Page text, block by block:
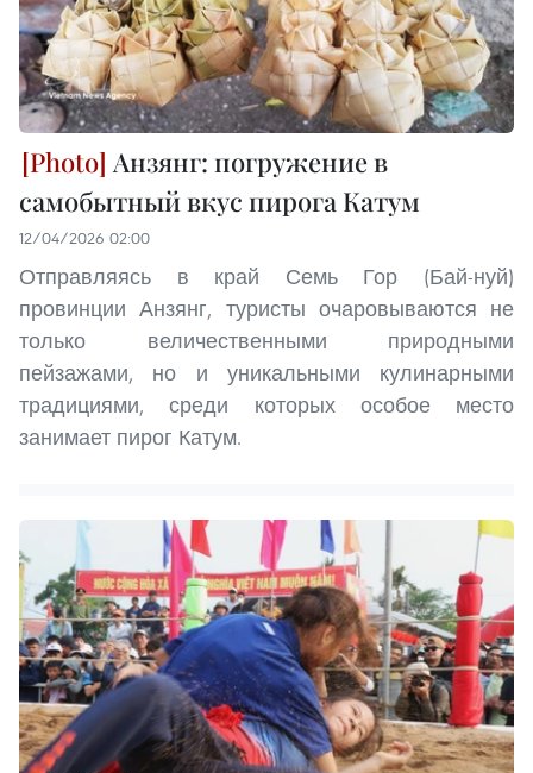
Анзянг: погружение в
самобытный вкус пирога Катум
12/04/2026 02:00
Отправляясь в край Семь Гор (Бай-нуй)
провинции Анзянг, туристы очаровываются не
только величественными природными
пейзажами, но и уникальными кулинарными
традициями, среди которых особое место
занимает пирог Катум.